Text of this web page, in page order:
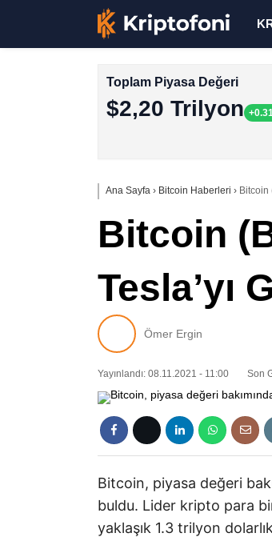
Toplam Piyasa Değeri
$2,20 Trilyon
Ana Sayfa › Bitcoin Haberleri › Bitcoin
Bitcoin
Tesla’yı
Ömer Ergin
Yayınlandı: 08.11.2021 - 11:00 Son
Bitcoin, piyasa değeri
buldu. Lider kripto para
yaklaşık 1.3 trilyon